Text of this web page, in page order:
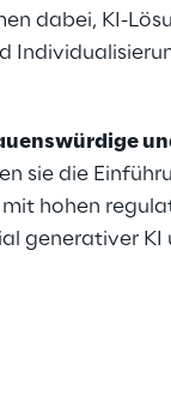
dabei, KI-
sie die
hohen
generativer KI